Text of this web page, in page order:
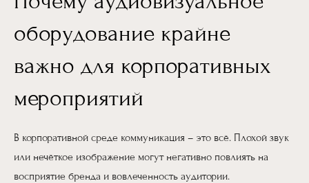
оборудование крайне
важно для корпоративных
мероприятий
В корпоративной среде коммуникация – это всё. Плохой звук
или нечёткое изображение могут негативно повлиять на
восприятие бренда и вовлеченность аудитории.